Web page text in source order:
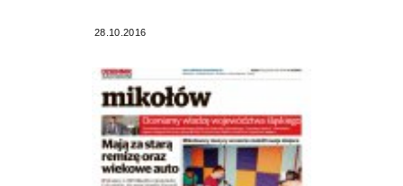
28.10.2016